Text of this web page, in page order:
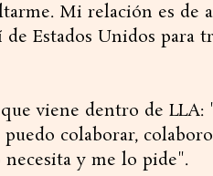
Mi relación es de
Estados Unidos para
viene dentro de LLA:
colaborar,
y me lo pide".